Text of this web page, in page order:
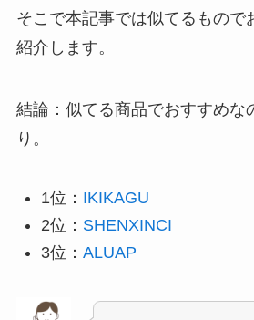
そこで本記事では似てるもので
紹介します。
結論：似てる商品でおすすめな
り。
1位： IKIKAGU
2位： SHENXINCI
3位： ALUAP